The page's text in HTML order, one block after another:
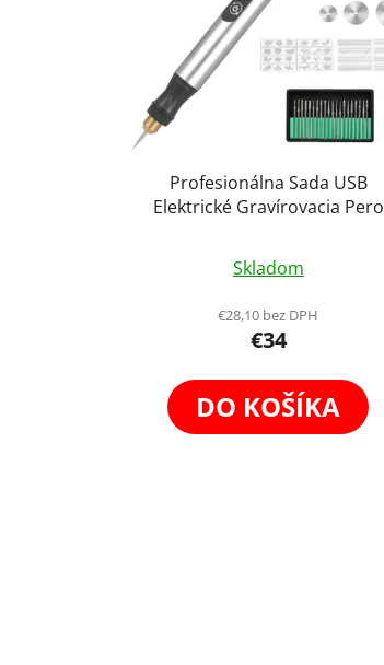
Profesionálna Sada USB
Elektrické Gravírovacia Pero
hodnotenie
produktu
je
z
Skladom
€28,10 bez DPH
€34
DO KOŠÍKA